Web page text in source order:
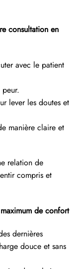
consultation en
avec le patient
lever les doutes et
manière claire et
relation de
compris et
de confort
dernières
douce et sans